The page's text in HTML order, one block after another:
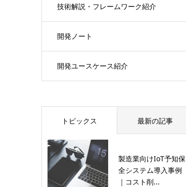
技術解説・フレームワーク紹介
開発ノート
開発ユースケース紹介
トピックス 最新の記事
製造業向けIoT予知保
全システム導入事例
｜コスト削...